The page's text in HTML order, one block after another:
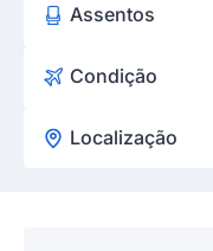
Assentos
Condição
Localização